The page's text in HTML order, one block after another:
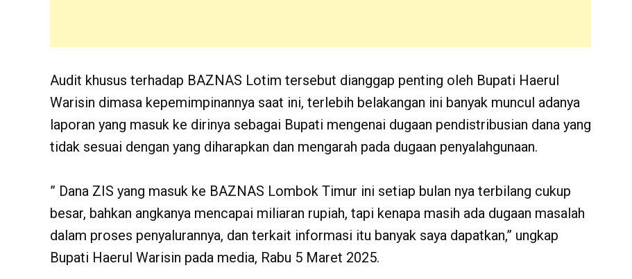
Audit khusus terhadap BAZNAS Lotim tersebut dianggap penting oleh Bupati Haerul
Warisin dimasa kepemimpinannya saat ini, terlebih belakangan ini banyak muncul adanya
laporan yang masuk ke dirinya sebagai Bupati mengenai dugaan pendistribusian dana yang
tidak sesuai dengan yang diharapkan dan mengarah pada dugaan penyalahgunaan.
” Dana ZIS yang masuk ke BAZNAS Lombok Timur ini setiap bulan nya terbilang cukup
besar, bahkan angkanya mencapai miliaran rupiah, tapi kenapa masih ada dugaan masalah
dalam proses penyalurannya, dan terkait informasi itu banyak saya dapatkan,” ungkap
Bupati Haerul Warisin pada media, Rabu 5 Maret 2025.